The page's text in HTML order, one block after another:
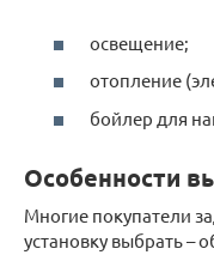
освещение;
отопление
бойлер для
Особенности
Многие покупатели
установку выбрать –